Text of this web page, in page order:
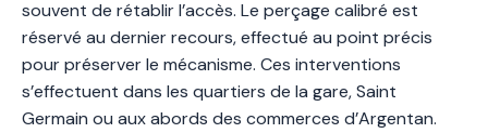
souvent de rétablir l’accès. Le perçage calibré est
réservé au dernier recours, effectué au point précis
pour préserver le mécanisme. Ces interventions
s’effectuent dans les quartiers de la gare, Saint
Germain ou aux abords des commerces d’Argentan.